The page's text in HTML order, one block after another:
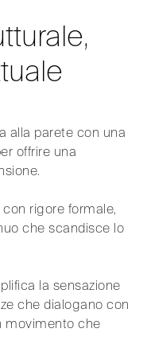
alla parete con una
offrire una
con rigore formale,
che scandisce lo
la sensazione
che dialogano con
movimento che